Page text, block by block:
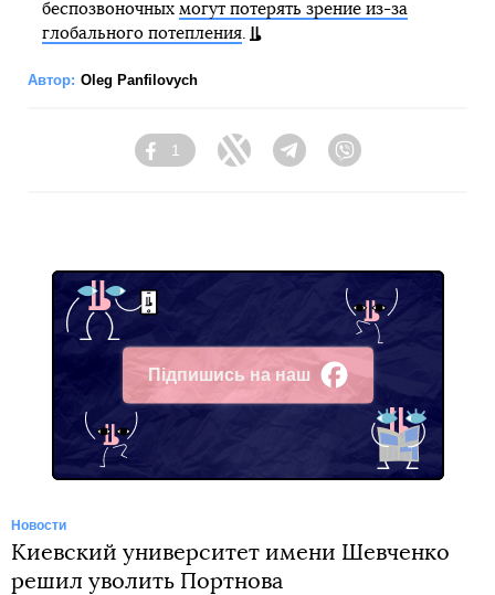
беспозвоночных могут потерять зрение из-за
глобального потепления.
Автор: Oleg Panfilovych
Facebook
1
Twitter Telegram
Підпишись на наш
Facebook
Новости
Киевский университет имени Шевченко
решил уволить Портнова